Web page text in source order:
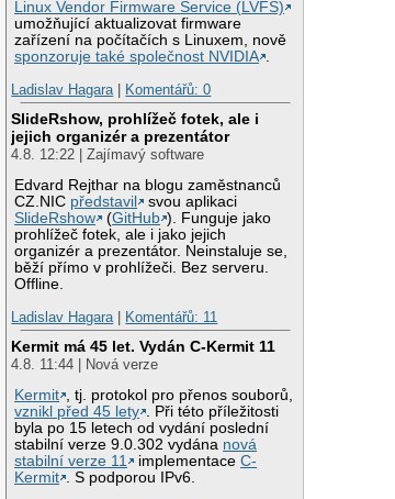
Linux Vendor Firmware Service (LVFS)
umožňující aktualizovat firmware
zařízení na počítačích s Linuxem, nově
sponzoruje také společnost NVIDIA .
Ladislav Hagara| Komentářů: 0
SlideRshow, prohlížeč fotek, ale i
jejich organizér a prezentátor
4.8. 12:22 | Zajímavý software
Edvard Rejthar na blogu zaměstnanců
CZ.NIC představil
svou aplikaci
SlideRshow
(GitHub ). Funguje jako
prohlížeč fotek, ale i jako jejich
organizér a prezentátor. Neinstaluje se,
běží přímo v prohlížeči. Bez serveru.
Offline.
Ladislav Hagara| Komentářů: 11
Kermit má 45 let. Vydán C-Kermit 11
4.8. 11:44 | Nová verze
Kermit , tj. protokol pro přenos souborů,
vznikl před 45 lety . Při této příležitosti
byla po 15 letech od vydání poslední
stabilní verze 9.0.302 vydána nová
stabilní verze 11
implementaceC-
Kermit . S podporou IPv6.